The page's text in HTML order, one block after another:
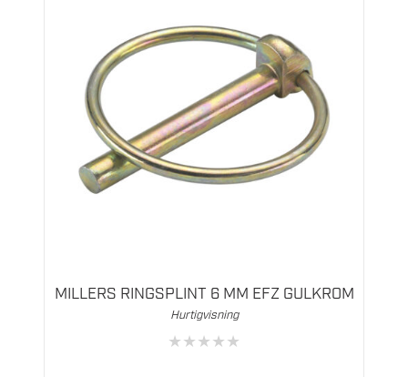
MILLERS RINGSPLINT 6 MM EFZ GULKROM
Hurtigvisning
★★★★★